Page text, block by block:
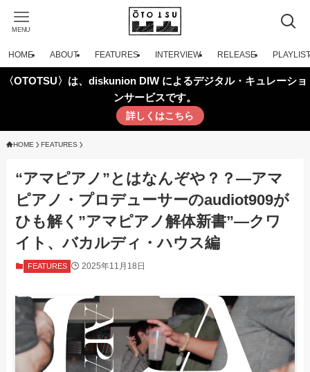
MENU
HOME ABOUT FEATURES INTERVIEW RELEASE PLAYLIST
〈OTOTSU〉は、diskunion DIW によるデジタル・キュレーショ
ンサービスです。
詳しくはこちら
HOME FEATURES
“アマピアノ”とはなんぞや？？—アマ
ピアノ・プロデューサーのaudiot909が
ひも解く”アマピアノ解体新書”—クワ
イト、バカルディ・ハウス編
FEATURES 2025年11月18日